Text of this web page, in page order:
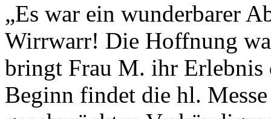
„Es war ein wunderbarer
Wirrwarr! Die Hoffnung
bringt Frau M. ihr Erlebnis
Beginn findet die hl.